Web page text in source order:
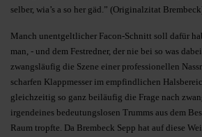
selber, wia’s a so her gäd.” (Originalzitat
Manch unentgeltlicher Facon-Schnitt soll dafür
man, - und dem Festredner, der nie bei so was
zwangsläufig die Szene einer professionellen
scharfen Klappmesser im empfindlichen
gleichzeitig so ganz beiläufig die Frage nach
irgendeines bedeutungslosen Trumms aus dem
Raum tropfte. Da Brembeck Sepp hat auf diese